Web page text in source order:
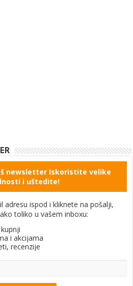
newsletter Iskoristite velike
i uštedite!
adresu ispod i kliknete na pošalji,
toliko u vašem inboxu:
i akcijama
recenzije